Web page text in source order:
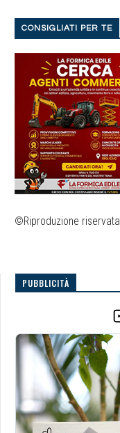
CONSIGLIATI PER TE
©Riproduzione riservata
PUBBLICITÀ